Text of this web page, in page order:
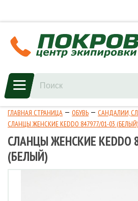
ГЛАВНАЯ СТРАНИЦА ОБУВЬ
САНДАЛИИ,
СЛАНЦЫ ЖЕНСКИЕ KEDDO 847977/01-03 (БЕЛЫЙ)
СЛАНЦЫ ЖЕНСКИЕ KEDDO
(БЕЛЫЙ)